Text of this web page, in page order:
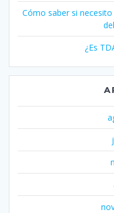
Cómo saber si
¿Es